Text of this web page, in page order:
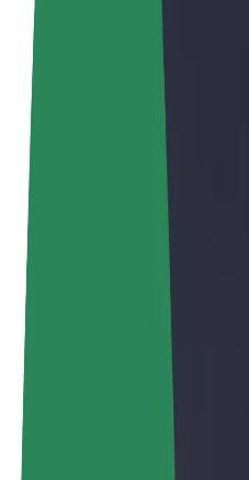
© 2026 Bolt Technology OÜ